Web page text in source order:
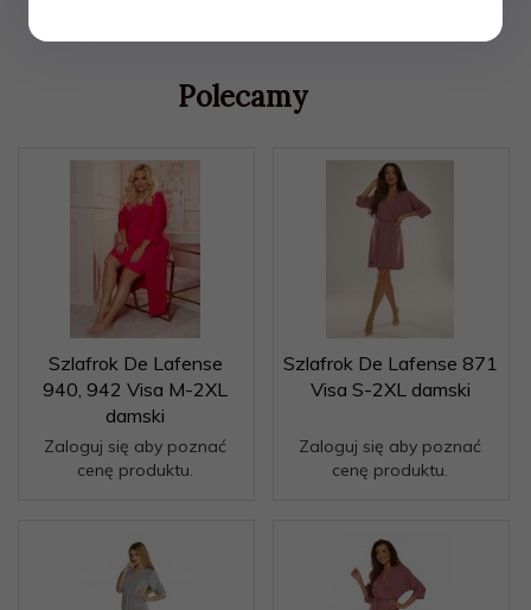
Polecamy
Szlafrok De Lafense
940, 942 Visa M-2XL
damski
Zaloguj się aby poznać
cenę produktu.
Szlafrok De Lafense 871
Visa S-2XL damski
Zaloguj się aby poznać
cenę produktu.